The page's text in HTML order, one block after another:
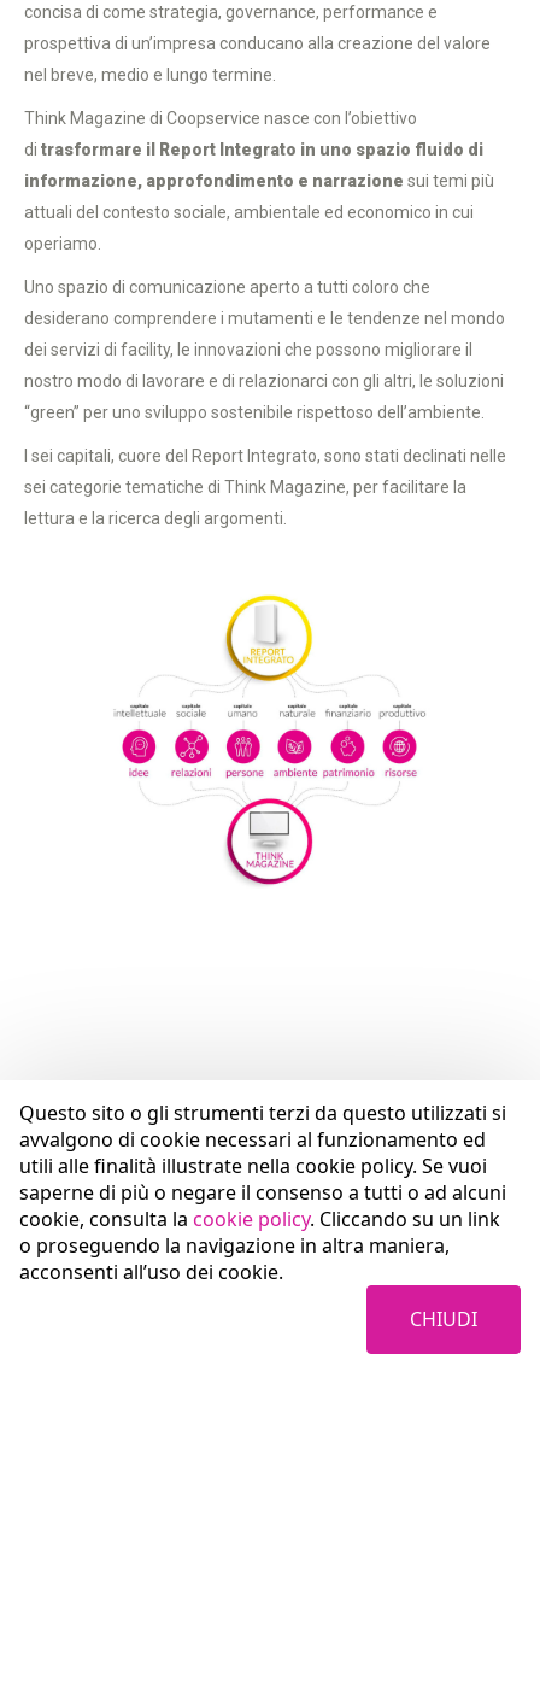
Questo sito o gli strumenti terzi da questo utilizzati si
avvalgono di cookie necessari al funzionamento ed
utili alle finalità illustrate nella cookie policy. Se vuoi
saperne di più o negare il consenso a tutti o ad alcuni
cookie, consulta la cookie policy. Cliccando su un link
o proseguendo la navigazione in altra maniera,
acconsenti all’uso dei cookie.
CHIUDI
concisa di come strategia, governance, performance e
prospettiva di un’impresa conducano alla creazione del valore
nel breve, medio e lungo termine.
Think Magazine di Coopservice nasce con l’obiettivo
di trasformare il Report Integrato in uno spazio fluido di
informazione, approfondimento e narrazione sui temi più
attuali del contesto sociale, ambientale ed economico in cui
operiamo.
Uno spazio di comunicazione aperto a tutti coloro che
desiderano comprendere i mutamenti e le tendenze nel mondo
dei servizi di facility, le innovazioni che possono migliorare il
nostro modo di lavorare e di relazionarci con gli altri, le soluzioni
“green” per uno sviluppo sostenibile rispettoso dell’ambiente.
I sei capitali, cuore del Report Integrato, sono stati declinati nelle
sei categorie tematiche di Think Magazine, per facilitare la
lettura e la ricerca degli argomenti.